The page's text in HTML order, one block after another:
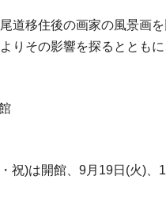
道移住後の画家の風景画
りその影響を探るととも
祝)は開館、9月19日(火)、